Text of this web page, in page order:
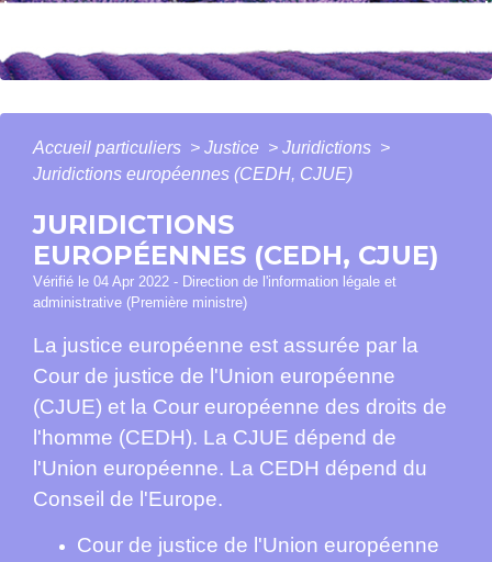
Accueil particuliers > Justice > Juridictions >
Juridictions européennes (CEDH, CJUE)
JURIDICTIONS
EUROPÉENNES (CEDH, CJUE)
Vérifié le 04 Apr 2022 - Direction de l'information légale et
administrative (Première ministre)
La justice européenne est assurée par la
Cour de justice de l'Union européenne
(CJUE) et la Cour européenne des droits de
l'homme (CEDH). La CJUE dépend de
l'Union européenne. La CEDH dépend du
Conseil de l'Europe.
Cour de justice de l'Union européenne